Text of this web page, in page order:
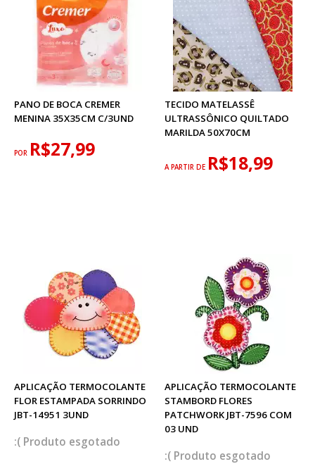
PANO DE BOCA CREMER
MENINA 35X35CM C/3UND
POR R$27,99
TECIDO MATELASSÊ
ULTRASSÔNICO QUILTADO
MARILDA 50X70CM
A PARTIR DE R$18,99
APLICAÇÃO TERMOCOLANTE
FLOR ESTAMPADA SORRINDO
JBT-14951 3UND
esgotado
APLICAÇÃO TERMOCOLANTE
STAMBORD FLORES
PATCHWORK JBT-7596 COM
03 UND
esgotado